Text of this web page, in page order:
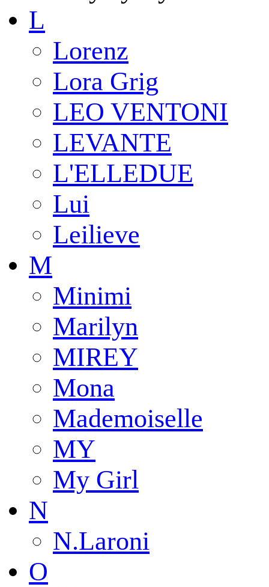
L
Lorenz
Lora Grig
LEO VENTONI
LEVANTE
L'ELLEDUE
Lui
Leilieve
M
Minimi
Marilyn
MIREY
Mona
Mademoiselle
MY
My Girl
N
N.Laroni
O